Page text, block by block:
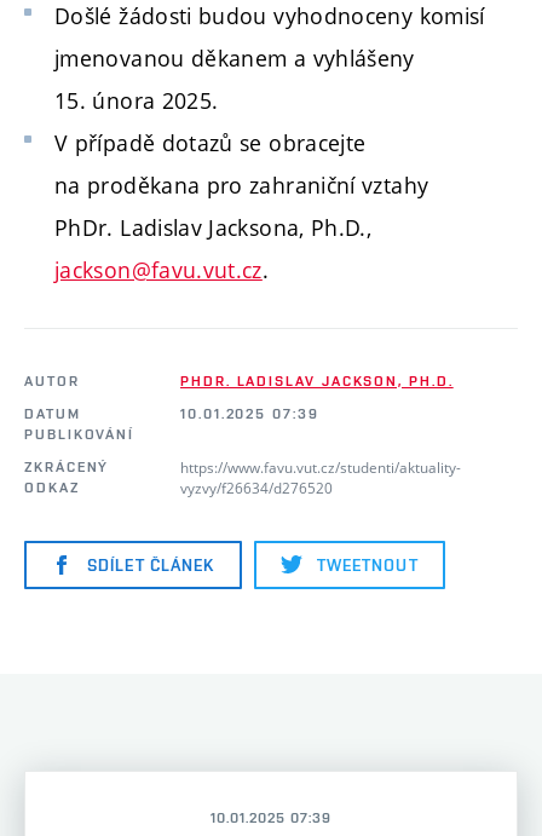
Došlé žádosti budou vyhodnoceny komisí
jmenovanou děkanem a vyhlášeny
15. února 2025.
V případě dotazů se obracejte
na proděkana pro zahraniční vztahy
PhDr. Ladislav Jacksona, Ph.D.,
jackson@favu.vut.cz.
AUTOR
PHDR. LADISLAV JACKSON, PH.D.
DATUM
PUBLIKOVÁNÍ
10.01.2025 07:39
ZKRÁCENÝ
ODKAZ
https://www.favu.vut.cz/studenti/aktuality-
vyzvy/f26634/d276520
SDÍLET ČLÁNEK TWEETNOUT
10.01.2025 07:39